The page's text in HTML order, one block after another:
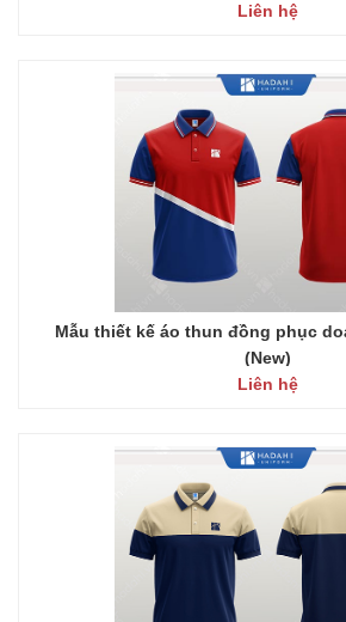
Liên hệ
Mẫu thiết kế áo thun đồng phục
(New)
Liên hệ